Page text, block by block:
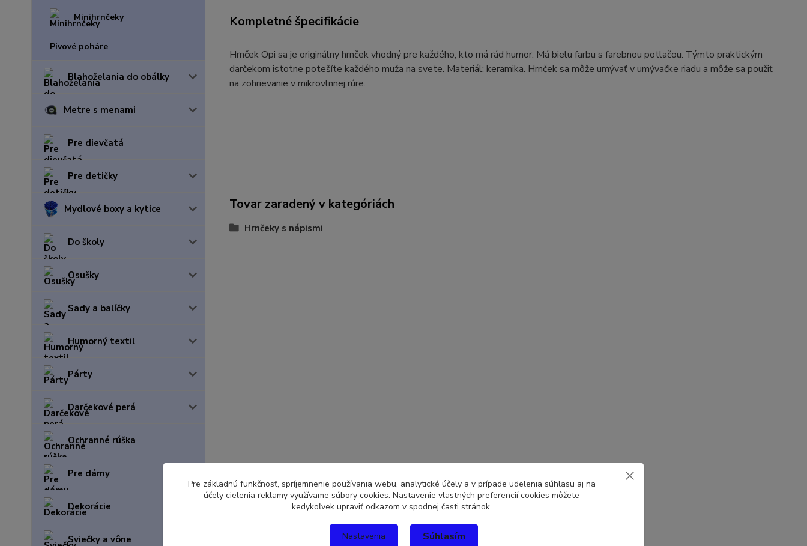
Minihrnčeky
Pivové poháre
Blahoželania do obálky
Metre s menami
Pre dievčatá
Pre detičky
Mydlové boxy a kytice
Do školy
Osušky
Sady a balíčky
Humorný textil
Párty
Darčekové perá
Ochranné rúška
Pre dámy
Dekorácie
Sviečky a vône
Kompletné špecifikácie
Hrnček Opi sa je originálny hrnček vhodný pre každého, kto má rád humor. Má bielu farbu s farebnou potlačou. Týmto praktickým
darčekom istotne potešíte každého muža na svete. Materiál: keramika. Hrnček sa môže umývať v umývačke riadu a môže sa použiť
na zohrievanie v mikrovlnnej rúre.
Tovar zaradený v kategóriách
Hrnčeky s nápismi
Pre základnú funkčnosť, spríjemnenie používania webu, analytické účely a v prípade udelenia súhlasu aj na
účely cielenia reklamy využívame súbory cookies. Nastavenie vlastných preferencií cookies môžete
kedykoľvek upraviť odkazom v spodnej časti stránok.
Nastavenia Súhlasím